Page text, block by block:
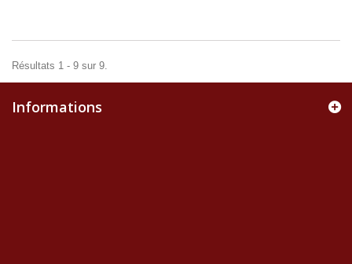
Résultats 1 - 9 sur 9.
Informations